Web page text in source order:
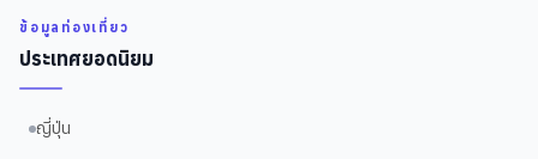
ข้อมูลท่องเที่ยว
ประเทศยอดนิยม
ญี่ปุ่น